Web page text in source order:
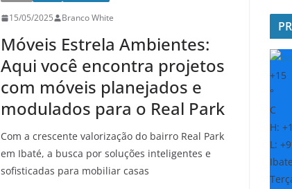
15/05/2025 Branco White
Móveis Estrela Ambientes:
Aqui você encontra projetos
com móveis planejados e
modulados para o Real Park
Com a crescente valorização do bairro Real Park
em Ibaté, a busca por soluções inteligentes e
sofisticadas para mobiliar casas
+15
°
C
H: +
L: +
Ibate